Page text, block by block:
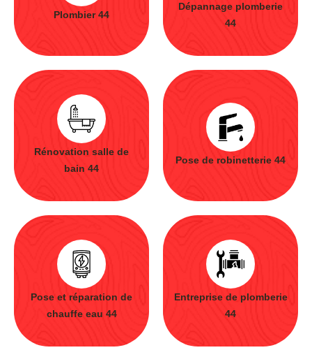
Plombier 44
Dépannage plomberie
44
Rénovation salle de
bain 44
Pose de robinetterie 44
Pose et réparation de
chauffe eau 44
Entreprise de plomberie
44